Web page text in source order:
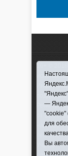
от 10.06.
надзору
—
"cookie"
для
Вы